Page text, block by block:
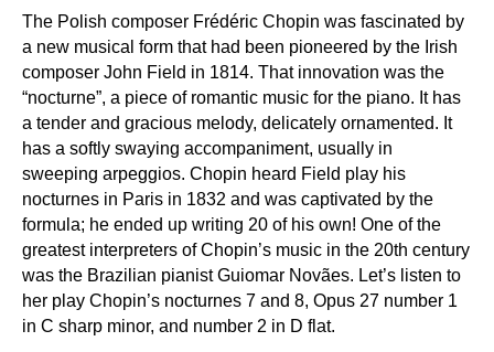
The Polish composer Frédéric Chopin was fascinated by
a new musical form that had been pioneered by the Irish
composer John Field in 1814. That innovation was the
“nocturne”, a piece of romantic music for the piano. It has
a tender and gracious melody, delicately ornamented. It
has a softly swaying accompaniment, usually in
sweeping arpeggios. Chopin heard Field play his
nocturnes in Paris in 1832 and was captivated by the
formula; he ended up writing 20 of his own! One of the
greatest interpreters of Chopin’s music in the 20th century
was the Brazilian pianist Guiomar Novães. Let’s listen to
her play Chopin’s nocturnes 7 and 8, Opus 27 number 1
in C sharp minor, and number 2 in D flat.